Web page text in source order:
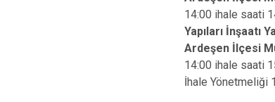
14:00 ihale saati
Yapıları İnşaatı
Ardeşen İlçesi
14:00 ihale saati
İhale Yönetmeliği